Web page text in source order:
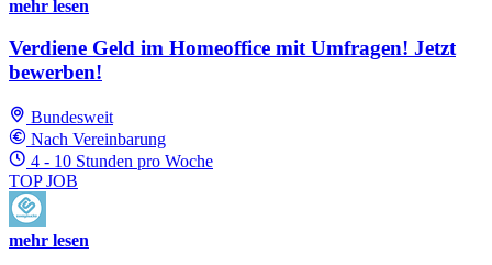
mehr lesen
Verdiene Geld im Homeoffice mit Umfragen! Jetzt
bewerben!
Bundesweit
Nach Vereinbarung
4 - 10 Stunden pro Woche
TOP JOB
mehr lesen